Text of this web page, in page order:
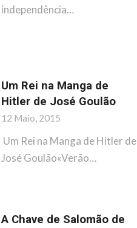
independência…
Um Rei na Manga de
Hitler de José Goulão
12 Maio, 2015
Um Rei na Manga de Hitler de
José Goulão«Verão…
A Chave de Salomão de